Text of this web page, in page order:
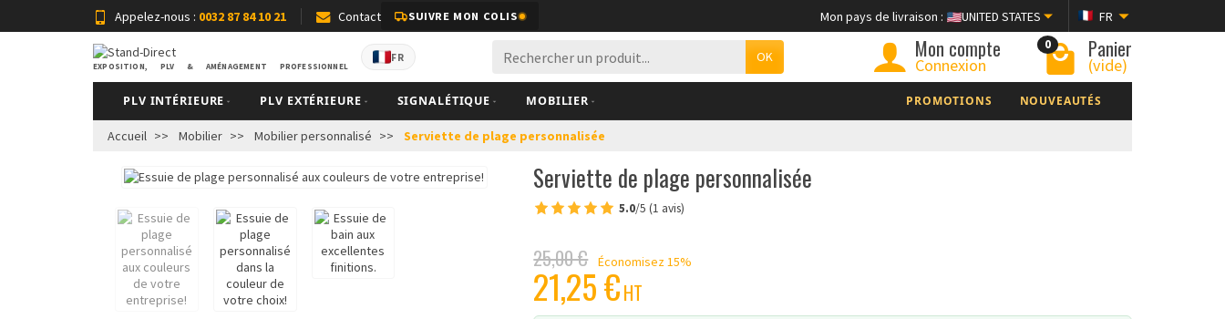
Appelez-nous : 0032 87 84 10 21 Contact Mon pays de livraison : UNITED STATES
SUIVRE MON COLIS FR
EXPOSITION, PLV & AMÉNAGEMENT PROFESSIONNEL
FR OK Mon compte
Connexion
0 Panier
(vide)
PLV INTÉRIEURE PLV EXTÉRIEURE SIGNALÉTIQUE MOBILIER PROMOTIONS NOUVEAUTÉS
Accueil Mobilier Mobilier personnalisé Serviette de plage personnalisée
Serviette de plage personnalisée
5.0/5 (1 avis)
25,00 € Économisez 15%
21,25 €HT